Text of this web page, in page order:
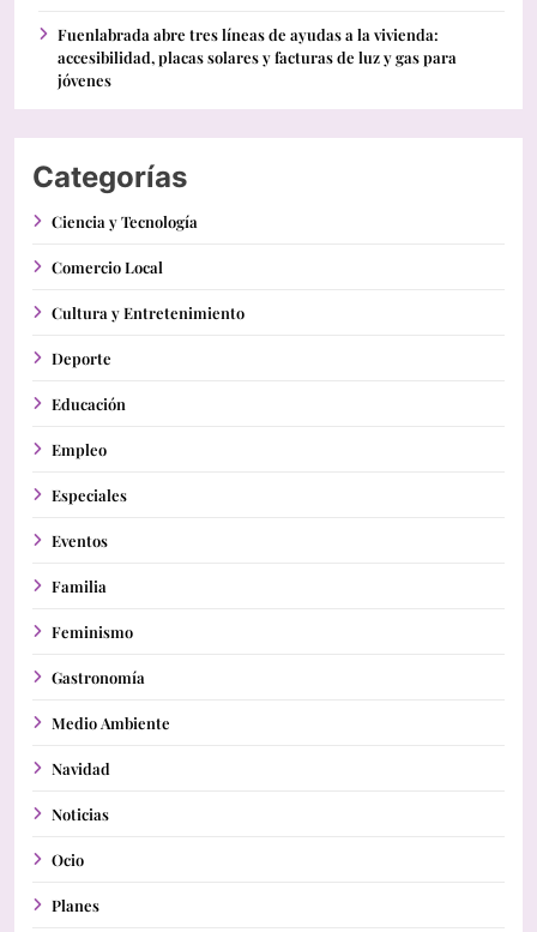
Fuenlabrada abre tres líneas de ayudas a la vivienda:
accesibilidad, placas solares y facturas de luz y gas para
jóvenes
Categorías
Ciencia y Tecnología
Comercio Local
Cultura y Entretenimiento
Deporte
Educación
Empleo
Especiales
Eventos
Familia
Feminismo
Gastronomía
Medio Ambiente
Navidad
Noticias
Ocio
Planes